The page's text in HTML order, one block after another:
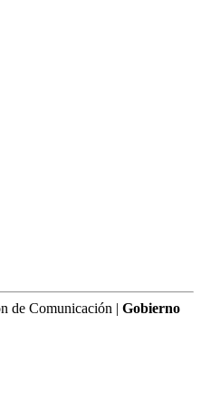
de Comunicación | Gobierno